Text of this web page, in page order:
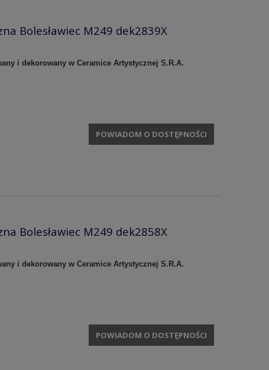
Bolesławiec M249 dek2839X
i dekorowany w Ceramice Artystycznej S.R.A.
POWIADOM O DOSTĘPNOŚCI
Bolesławiec M249 dek2858X
i dekorowany w Ceramice Artystycznej S.R.A.
POWIADOM O DOSTĘPNOŚCI